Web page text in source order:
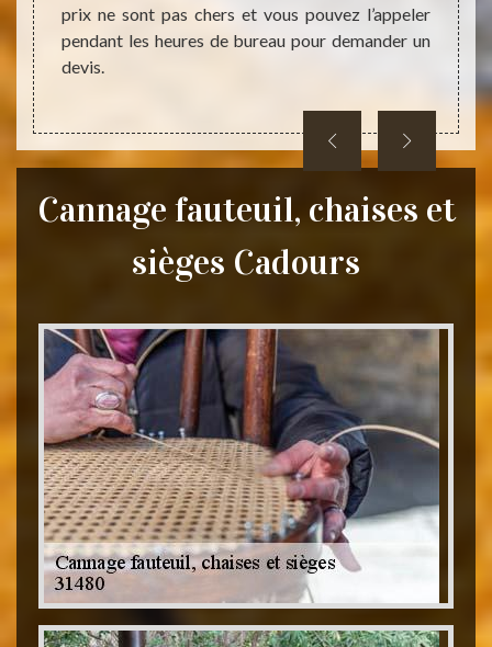
ne
prix ne sont pas chers et vous pouvez l’appeler
pendant les heures de bureau pour demander un
devis.
Cannage fauteuil, chaises et
sièges Cadours